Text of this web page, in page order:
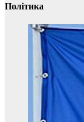
Політика